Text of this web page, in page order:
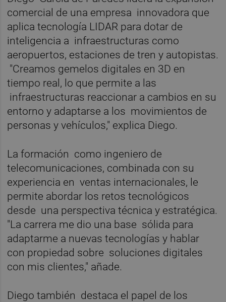
comercial de una empresa innovadora que
aplica tecnología LIDAR para dotar de
inteligencia a infraestructuras como
aeropuertos, estaciones de tren y autopistas.
"Creamos gemelos digitales en 3D en
tiempo real, lo que permite a las
infraestructuras reaccionar a cambios en su
entorno y adaptarse a los movimientos de
personas y vehículos," explica Diego.
La formación como ingeniero de
telecomunicaciones, combinada con su
experiencia en ventas internacionales, le
permite abordar los retos tecnológicos
desde una perspectiva técnica y estratégica.
"La carrera me dio una base sólida para
adaptarme a nuevas tecnologías y hablar
con propiedad sobre soluciones digitales
con mis clientes," añade.
Diego también destaca el papel de los